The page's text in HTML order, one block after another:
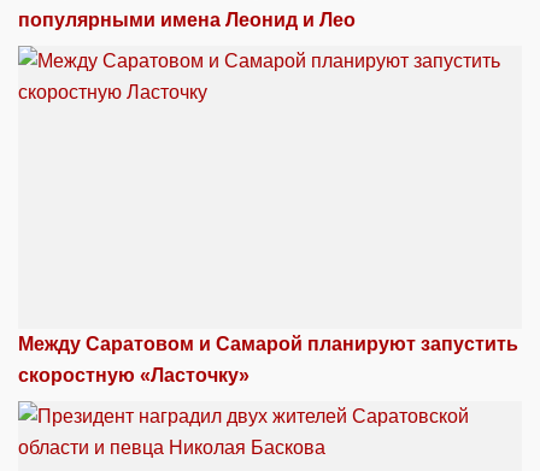
популярными имена Леонид и Лео
Между Саратовом и Самарой планируют запустить
скоростную «Ласточку»